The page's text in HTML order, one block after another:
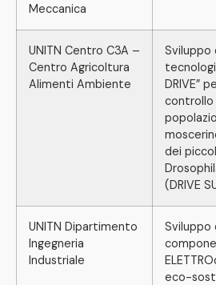
Meccanica
UNITN Centro C3A –
Centro Agricoltura
Alimenti Ambiente
Sviluppo
DRIVE”
controllo
dei
(DRIVE
UNITN Dipartimento
Ingegneria
Industriale
Sviluppo
eco-